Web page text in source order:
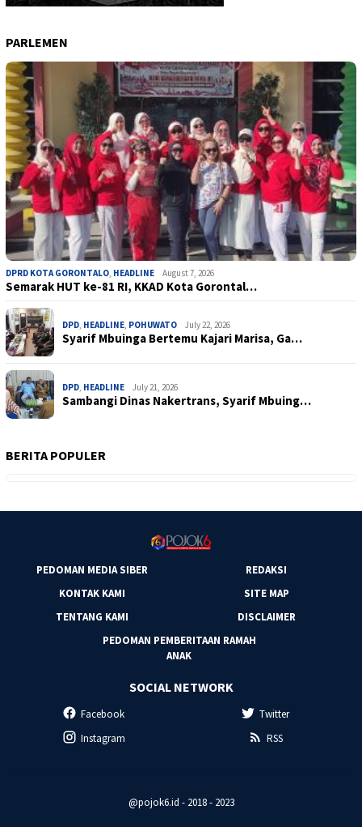
PARLEMEN
DPRD KOTA GORONTALO, HEADLINE August 7, 2026
Semarak HUT ke-81 RI, KKAD Kota Gorontal…
DPD, HEADLINE, POHUWATO July 22, 2026
Syarif Mbuinga Bertemu Kajari Marisa, Ga…
DPD, HEADLINE July 21, 2026
Sambangi Dinas Nakertrans, Syarif Mbuing…
BERITA POPULER
PEDOMAN MEDIA SIBER
REDAKSI
KONTAK KAMI
SITE MAP
TENTANG KAMI
DISCLAIMER
PEDOMAN PEMBERITAAN RAMAH
ANAK
SOCIAL NETWORK
Facebook
Twitter
Instagram
RSS
@pojok6.id - 2018 - 2023